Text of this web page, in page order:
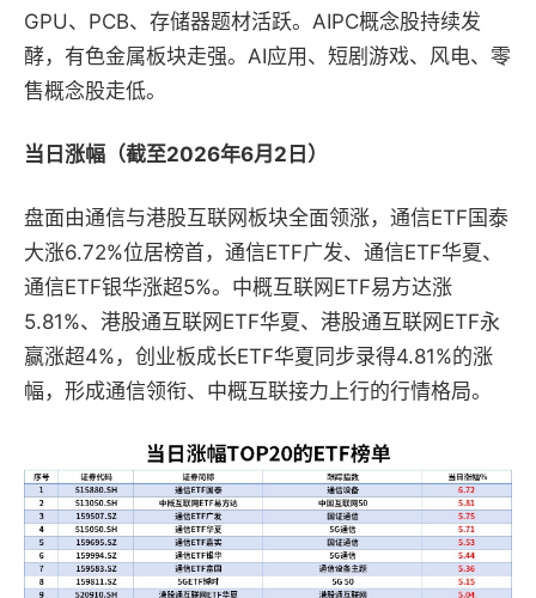
GPU、PCB、存储器题材活跃。AIPC概念股持续发
酵，有色金属板块走强。AI应用、短剧游戏、风电、零
售概念股走低。
当日涨幅（截至2026年6月2日）
盘面由通信与港股互联网板块全面领涨，通信ETF国泰
大涨6.72%位居榜首，通信ETF广发、通信ETF华夏、
通信ETF银华涨超5%。中概互联网ETF易方达涨
5.81%、港股通互联网ETF华夏、港股通互联网ETF永
赢涨超4%，创业板成长ETF华夏同步录得4.81%的涨
幅，形成通信领衔、中概互联接力上行的行情格局。